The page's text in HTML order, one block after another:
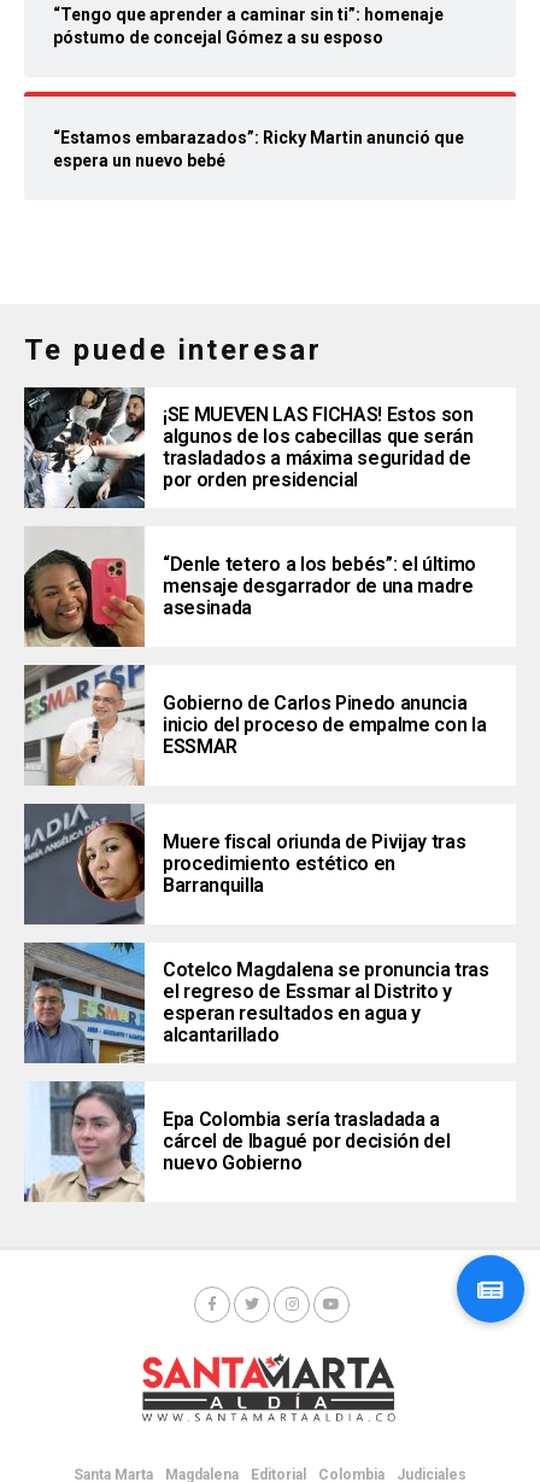
“Tengo que aprender a caminar sin ti”: homenaje
póstumo de concejal Gómez a su esposo
“Estamos embarazados”: Ricky Martin anunció que
espera un nuevo bebé
Te puede interesar
¡SE MUEVEN LAS FICHAS! Estos son
algunos de los cabecillas que serán
trasladados a máxima seguridad de
por orden presidencial
“Denle tetero a los bebés”: el último
mensaje desgarrador de una madre
asesinada
Gobierno de Carlos Pinedo anuncia
inicio del proceso de empalme con la
ESSMAR
Muere fiscal oriunda de Pivijay tras
procedimiento estético en
Barranquilla
Cotelco Magdalena se pronuncia tras
el regreso de Essmar al Distrito y
esperan resultados en agua y
alcantarillado
Epa Colombia sería trasladada a
cárcel de Ibagué por decisión del
nuevo Gobierno
Santa Marta Magdalena Editorial Colombia Judiciales